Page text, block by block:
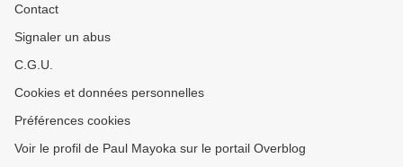
Contact
Signaler un abus
C.G.U.
Cookies et données personnelles
Préférences cookies
Voir le profil de Paul Mayoka sur le portail Overblog